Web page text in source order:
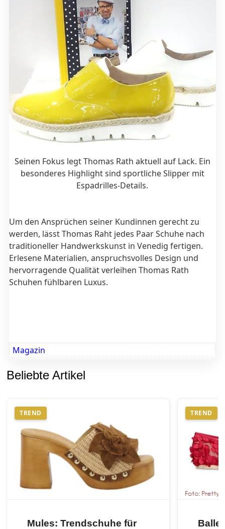
Seinen Fokus legt Thomas Rath aktuell auf Lack. Ein
besonderes Highlight sind sportliche Slipper mit
Espadrilles-Details.
Um den Ansprüchen seiner Kundinnen gerecht zu
werden, lässt Thomas Raht jedes Paar Schuhe nach
traditioneller Handwerkskunst in Venedig fertigen.
Erlesene Materialien, anspruchsvolles Design und
hervorragende Qualität verleihen Thomas Rath
Schuhen fühlbaren Luxus.
Magazin
Beliebte Artikel
TREND
Mules: Trendschuhe für
TREND